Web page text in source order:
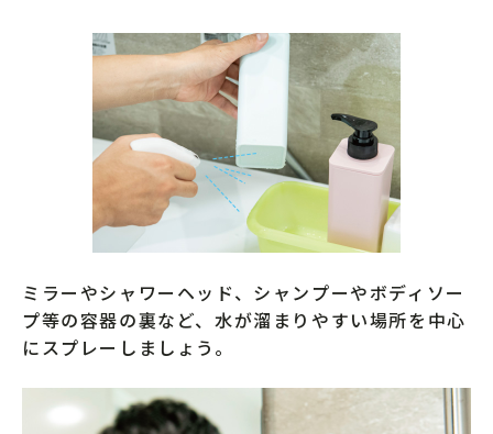
ミラーやシャワーヘッド、シャンプーやボディソー
プ等の容器の裏など、水が溜まりやすい場所を中心
にスプレーしましょう。